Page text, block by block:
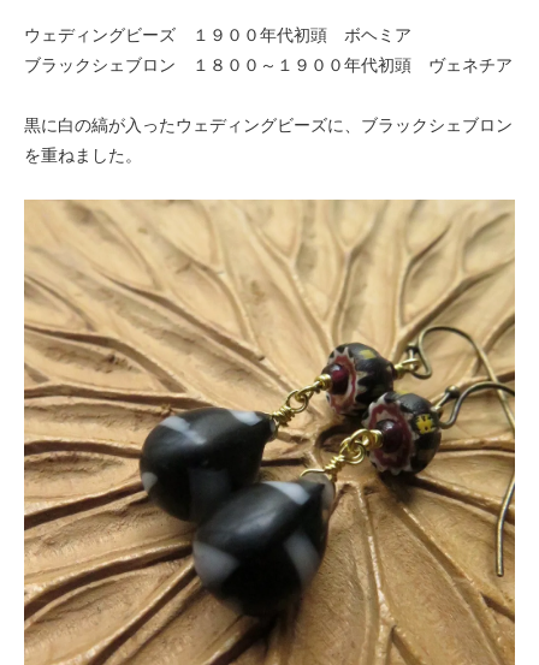
ウェディングビーズ １９００年代初頭 ボヘミア
ブラックシェブロン １８００～１９００年代初頭 ヴェネチア
黒に白の縞が入ったウェディングビーズに、ブラックシェブロン
を重ねました。